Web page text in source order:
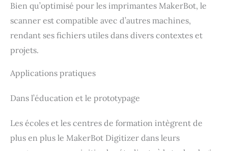
de 5500 mAh, vendue
séparément, offre jusqu’à 4
heures de numérisation
extérieure sans fil. [Logiciel
logiciel de post-traitement
il prend en charge
Measure (mesure 3D
offrant une solution
complète clé en main pour
la numérisation, la mesure
Bien qu’optimisé pour les imprimantes MakerBot, le
scanner est compatible avec d’autres machines,
rendant ses fichiers utiles dans divers contextes et
projets.
Applications pratiques
Dans l’éducation et le prototypage
Les écoles et les centres de formation intègrent de
plus en plus le MakerBot Digitizer dans leurs